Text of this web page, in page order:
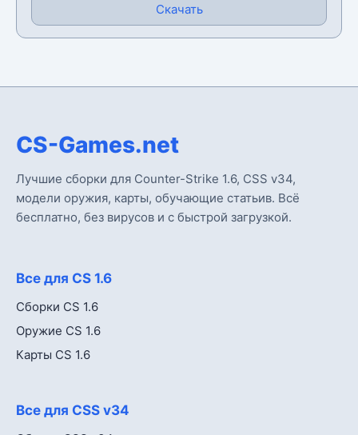
Скачать
CS-Games.net
Лучшие сборки для Counter-Strike 1.6, CSS v34,
модели оружия, карты, обучающие статьив. Всё
бесплатно, без вирусов и с быстрой загрузкой.
Все для CS 1.6
Сборки CS 1.6
Оружие CS 1.6
Карты CS 1.6
Все для CSS v34